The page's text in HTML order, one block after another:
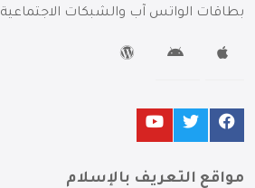
بطاقات الواتس آب والشبكات الاجتماعية
مواقع التعريف بالإسلام